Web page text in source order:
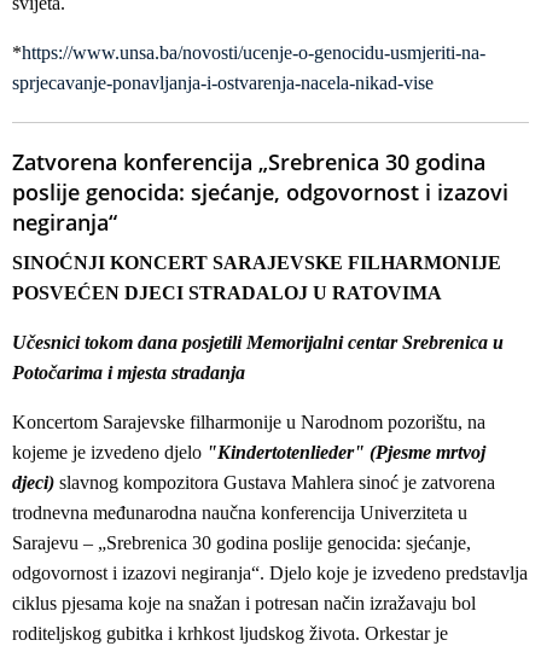
*https://www.unsa.ba/novosti/ucenje-o-genocidu-usmjeriti-na-
sprjecavanje-ponavljanja-i-ostvarenja-nacela-nikad-vise
Zatvorena konferencija „Srebrenica 30 godina
poslije genocida: sjećanje, odgovornost i izazovi
negiranja“
SINOĆNJI KONCERT SARAJEVSKE FILHARMONIJE
POSVEĆEN DJECI STRADALOJ U RATOVIMA
Učesnici tokom dana posjetili Memorijalni centar Srebrenica u
Potočarima i mjesta stradanja
Koncertom Sarajevske filharmonije u Narodnom pozorištu, na
kojeme je izvedeno djelo "Kindertotenlieder" (Pjesme mrtvoj
djeci) slavnog kompozitora Gustava Mahlera sinoć je zatvorena
trodnevna međunarodna naučna konferencija Univerziteta u
Sarajevu – „Srebrenica 30 godina poslije genocida: sjećanje,
odgovornost i izazovi negiranja“. Djelo koje je izvedeno predstavlja
ciklus pjesama koje na snažan i potresan način izražavaju bol
roditeljskog gubitka i krhkost ljudskog života. Orkestar je